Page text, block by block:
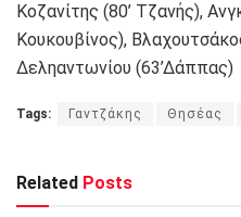
Κοζανίτης (80’ Τζανής),
Κουκουβίνος),
Δεληαντωνίου (63’Δάππας)
Tags: Γαντζάκης Θησέας
Related Posts